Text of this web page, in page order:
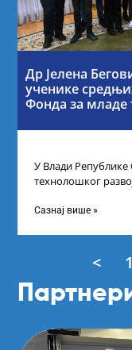
Др Јелена
ученике
Фонда за младе
У Влади Републике
технолошког
Сазнај више »
< 1